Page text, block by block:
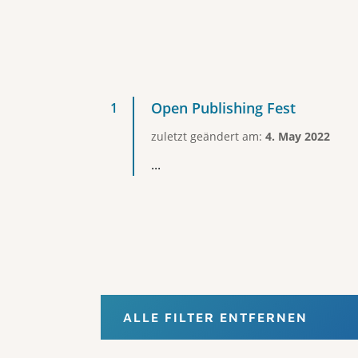
Open Publishing Fest
zuletzt geändert am: 4. May 2022
...
ALLE FILTER ENTFERNEN